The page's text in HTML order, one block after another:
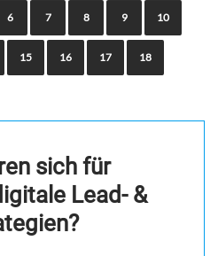
6 7 8 9 10
15 16 17 18
sich für
Lead- &